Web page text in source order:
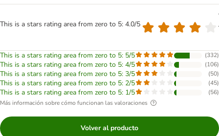
This is a stars rating area from zero to 5: 4.0/5
This is a stars rating area from zero to 5: 5/5 (332)
This is a stars rating area from zero to 5: 4/5 (106)
This is a stars rating area from zero to 5: 3/5 (50)
This is a stars rating area from zero to 5: 2/5 (45)
This is a stars rating area from zero to 5: 1/5 (56)
Más información sobre cómo funcionan las valoraciones
Volver al producto